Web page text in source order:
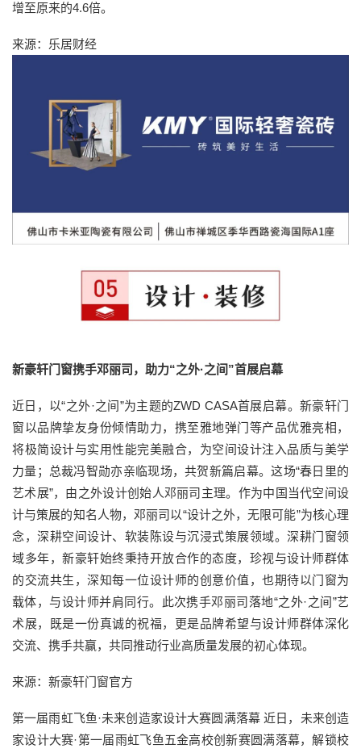
增至原来的4.6倍。
来源：乐居财经
新豪轩门窗携手邓丽司，助力“之外·之间”首展启幕
近日，以“之外·之间”为主题的ZWD CASA首展启幕。新豪轩门
窗以品牌挚友身份倾情助力，携至雅地弹门等产品优雅亮相，
将极简设计与实用性能完美融合，为空间设计注入品质与美学
力量；总裁冯智勋亦亲临现场，共贺新篇启幕。这场“春日里的
艺术展”，由之外设计创始人邓丽司主理。作为中国当代空间设
计与策展的知名人物，邓丽司以“设计之外，无限可能”为核心理
念，深耕空间设计、软装陈设与沉浸式策展领域。深耕门窗领
域多年，新豪轩始终秉持开放合作的态度，珍视与设计师群体
的交流共生，深知每一位设计师的创意价值，也期待以门窗为
载体，与设计师并肩同行。此次携手邓丽司落地“之外·之间”艺
术展，既是一份真诚的祝福，更是品牌希望与设计师群体深化
交流、携手共赢，共同推动行业高质量发展的初心体现。
来源：新豪轩门窗官方
第一届雨虹飞鱼·未来创造家设计大赛圆满落幕 近日，未来创造
家设计大赛·第一届雨虹飞鱼五金高校创新赛圆满落幕，解锁校